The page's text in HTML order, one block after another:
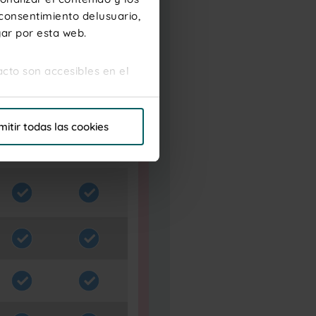
delusuario,
por esta web.
son accesibles en el
esta Web. Haga clic en
completa lea laPolítica
todas las cookies